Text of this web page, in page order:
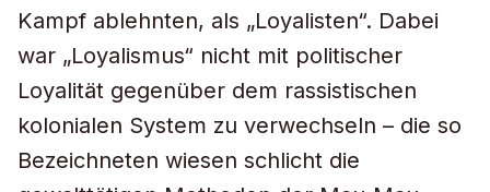
Kampf ablehnten, als „Loyalisten“. Dabei
war „Loyalismus“ nicht mit politischer
Loyalität gegenüber dem rassistischen
kolonialen System zu verwechseln – die so
Bezeichneten wiesen schlicht die